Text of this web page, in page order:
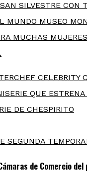
SILVESTRE CON
MUNDO MUSEO
MUCHAS MUJERES
CELEBRITY
QUE ESTRENA
DE CHESPIRITO
de Comercio